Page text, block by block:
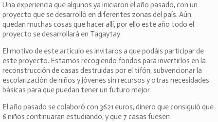
Una experiencia que algunos ya iniciaron el año pasado, con un
proyecto que se desarrolló en diferentes zonas del país. Aún
quedan muchas cosas que hacer allí, por ello este año todo el
proyecto se desarrollará en Tagaytay.
El motivo de este artículo es invitaros a que podáis participar de
este proyecto. Estamos recogiendo fondos para invertirlos en la
reconstrucción de casas destruidas por el tifón, subvencionar la
escolarización de niños y jóvenes sin recursos y otras necesidades
básicas para que puedan tener un futuro mejor.
El año pasado se colaboró con 3621 euros, dinero que consiguió que
6 niños continuaran estudiando, y que 7 casas fuesen